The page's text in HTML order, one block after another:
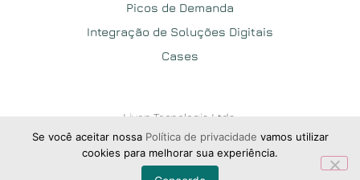
Picos de Demanda
Integração de Soluções Digitais
Cases
Liven Tecnologia Ltda.
CNPJ 28.661.893/0001-35
Política de Privacidade
©2025 Liven. Todos os direitos reservados.
Se você aceitar nossa Política de privacidade vamos utilizar
cookies para melhorar sua experiência.